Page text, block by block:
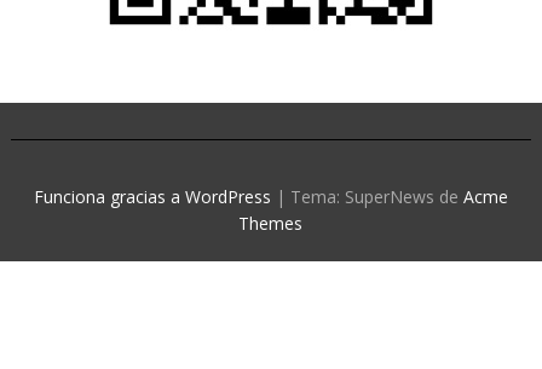
Funciona gracias a WordPress | Tema: SuperNews de Acme
Themes